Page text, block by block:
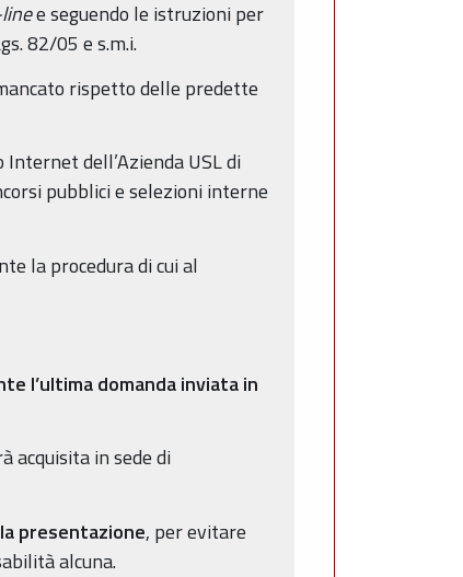
e seguendo le istruzioni per
82/05 e s.m.i.
rispetto delle predette
dell’Azienda USL di
pubblici e selezioni interne
la procedura di cui al
l’ultima domanda inviata in
acquisita in sede di
presentazione, per evitare
alcuna.